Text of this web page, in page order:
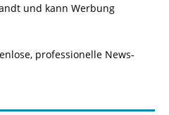
und kann Werbung
professionelle News-